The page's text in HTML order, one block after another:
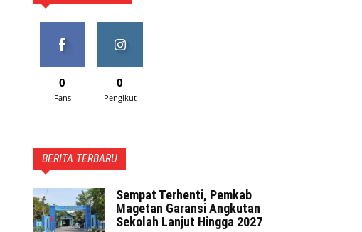
0
Fans
0
Pengikut
BERITA TERBARU
Sempat Terhenti, Pemkab
Magetan Garansi Angkutan
Sekolah Lanjut Hingga 2027